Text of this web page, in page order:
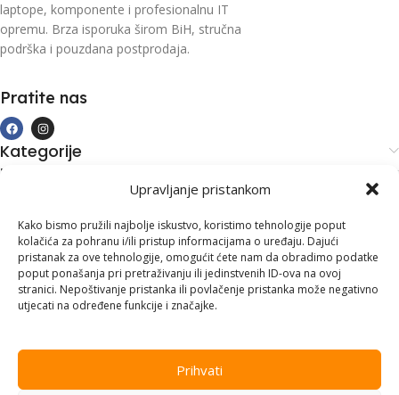
Upravljanje pristankom
Kako bismo pružili najbolje iskustvo, koristimo tehnologije poput
kolačića za pohranu i/ili pristup informacijama o uređaju. Dajući
pristanak za ove tehnologije, omogućit ćete nam da obradimo podatke
poput ponašanja pri pretraživanju ili jedinstvenih ID-ova na ovoj
stranici. Nepoštivanje pristanka ili povlačenje pristanka može negativno
utjecati na određene funkcije i značajke.
Prihvati
laptope, komponente i profesionalnu IT
opremu. Brza isporuka širom BiH, stručna
podrška i pouzdana postprodaja.
Pratite nas
Kategorije
Kupovina i podrška
Kontakt informacije
Branilaca Bosne, 75 300 Lukavac
+387 35 555 999
info@pconer.ba